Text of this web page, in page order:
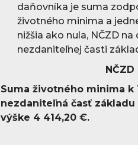
daňovníka je suma
životného minima a
nižšia ako nula, NČZD
nezdaniteľnej časti
NČZD
Suma životného minima k
nezdaniteľná časť
výške 4 414,20 €.